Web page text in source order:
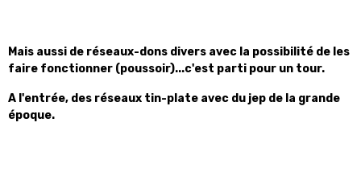
Mais aussi de réseaux-dons divers avec la possibilité de les
faire fonctionner (poussoir)...c'est parti pour un tour.
A l'entrée, des réseaux tin-plate avec du jep de la grande
époque.